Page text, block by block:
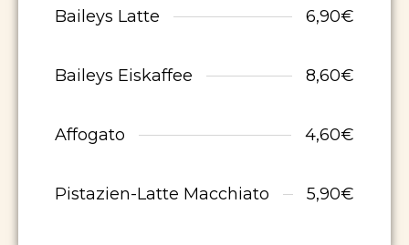
Baileys Latte 6,90€
Baileys Eiskaffee 8,60€
Affogato 4,60€
Pistazien-Latte Macchiato 5,90€